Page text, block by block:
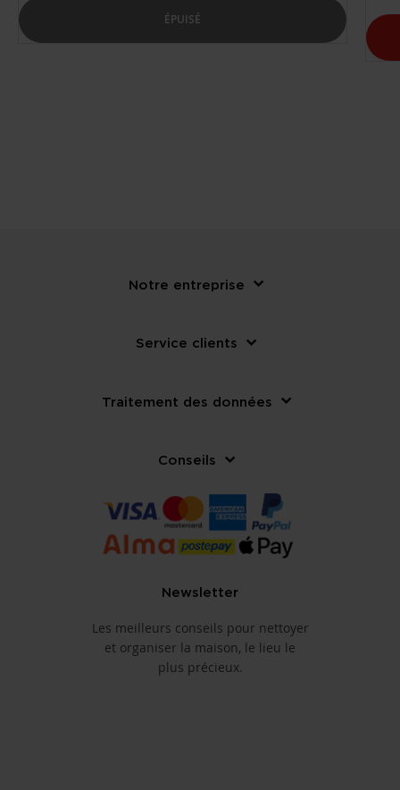
ÉPUISÉ
Notre entreprise
Service clients
Traitement des données
Conseils
Newsletter
Les meilleurs conseils pour nettoyer
et organiser la maison, le lieu le
plus précieux.